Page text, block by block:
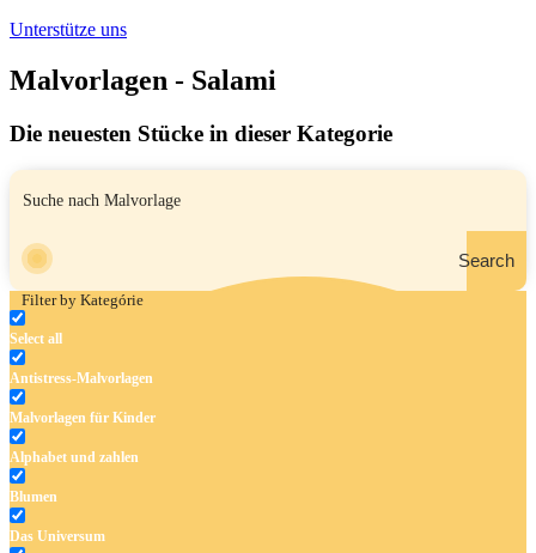
Unterstütze uns
Malvorlagen - Salami
Die neuesten Stücke in dieser Kategorie
Search
Filter by Kategórie
Select all
Antistress-Malvorlagen
Malvorlagen für Kinder
Alphabet und zahlen
Blumen
Das Universum